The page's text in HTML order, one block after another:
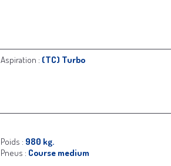
Aspiration : (TC) Turbo
Poids : 980 kg.
Pneus : Course medium